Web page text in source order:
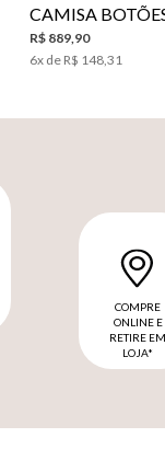
R$ 889,90
6x de R$ 148,31
COMPRE
ONLINE E
RETIRE EM
LOJA*